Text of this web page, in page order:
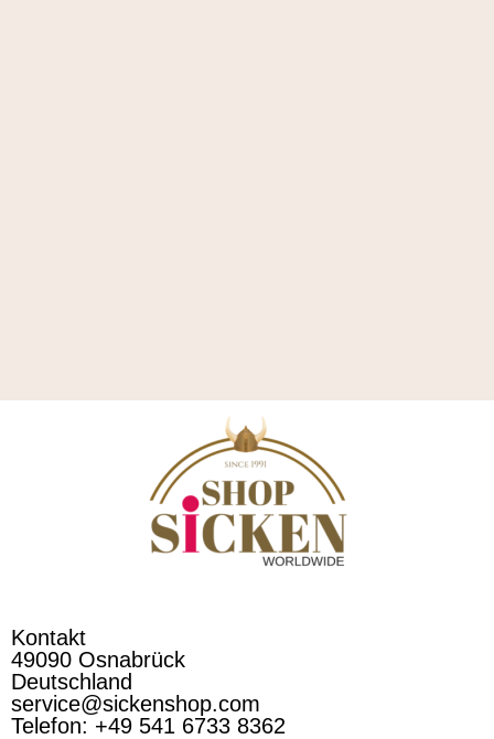
Kontakt
49090 Osnabrück
Deutschland
service@sickenshop.com
Telefon: +49 541 6733 8362